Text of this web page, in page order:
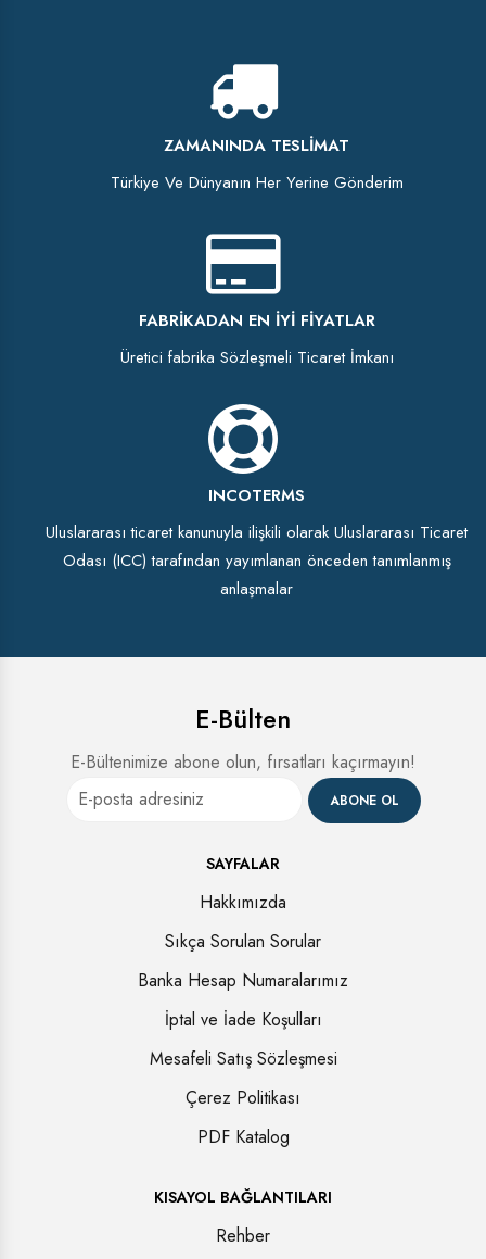
ZAMANINDA TESLIMAT
Türkiye Ve Dünyanın Her Yerine Gönderim
FABRIKADAN EN İYI FIYATLAR
Üretici fabrika Sözleşmeli Ticaret İmkanı
INCOTERMS
Uluslararası ticaret kanunuyla ilişkili olarak Uluslararası Ticaret
Odası (ICC) tarafından yayımlanan önceden tanımlanmış
anlaşmalar
E-Bülten
E-Bültenimize abone olun, fırsatları kaçırmayın!
ABONE OL
SAYFALAR
Hakkımızda
Sıkça Sorulan Sorular
Banka Hesap Numaralarımız
İptal ve İade Koşulları
Mesafeli Satış Sözleşmesi
Çerez Politikası
PDF Katalog
KISAYOL BAĞLANTILARI
Rehber